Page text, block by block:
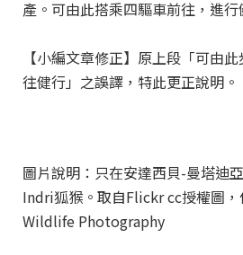
產。可由此搭乘四驅車前往，進行
【小編文章修正】原上段「可由
往健行」之誤譯，特此更正說明。
圖片說明：只在安達西貝-曼塔迪
Indri狐猴。取自Flickr cc授權圖
Wildlife Photography